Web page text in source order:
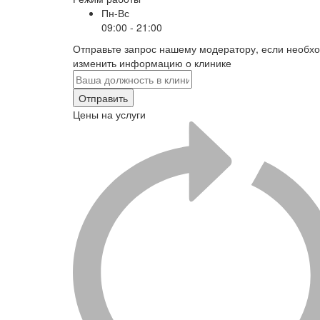
Пн-Вс
09:00 - 21:00
Отправьте запрос нашему модератору, если
изменить информацию о клинике
Отправить
Цены на услуги